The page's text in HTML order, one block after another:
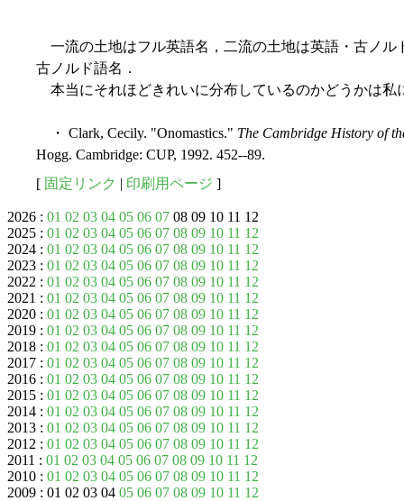
一流の土地はフル英語名，二流の土地は英語・古ノル
古ノルド語名．
本当にそれほどきれいに分布しているのかどうかは私
・ Clark, Cecily. "Onomastics." The Cambridge History of
Hogg. Cambridge: CUP, 1992. 452--89.
[ 固定リンク | 印刷用ページ ]
2026 : 01 02 03 04 05 06 07 08 09 10 11 12
2025 : 01 02 03 04 05 06 07 08 09 10 11 12
2024 : 01 02 03 04 05 06 07 08 09 10 11 12
2023 : 01 02 03 04 05 06 07 08 09 10 11 12
2022 : 01 02 03 04 05 06 07 08 09 10 11 12
2021 : 01 02 03 04 05 06 07 08 09 10 11 12
2020 : 01 02 03 04 05 06 07 08 09 10 11 12
2019 : 01 02 03 04 05 06 07 08 09 10 11 12
2018 : 01 02 03 04 05 06 07 08 09 10 11 12
2017 : 01 02 03 04 05 06 07 08 09 10 11 12
2016 : 01 02 03 04 05 06 07 08 09 10 11 12
2015 : 01 02 03 04 05 06 07 08 09 10 11 12
2014 : 01 02 03 04 05 06 07 08 09 10 11 12
2013 : 01 02 03 04 05 06 07 08 09 10 11 12
2012 : 01 02 03 04 05 06 07 08 09 10 11 12
2011 : 01 02 03 04 05 06 07 08 09 10 11 12
2010 : 01 02 03 04 05 06 07 08 09 10 11 12
2009 : 01 02 03 04 05 06 07 08 09 10 11 12